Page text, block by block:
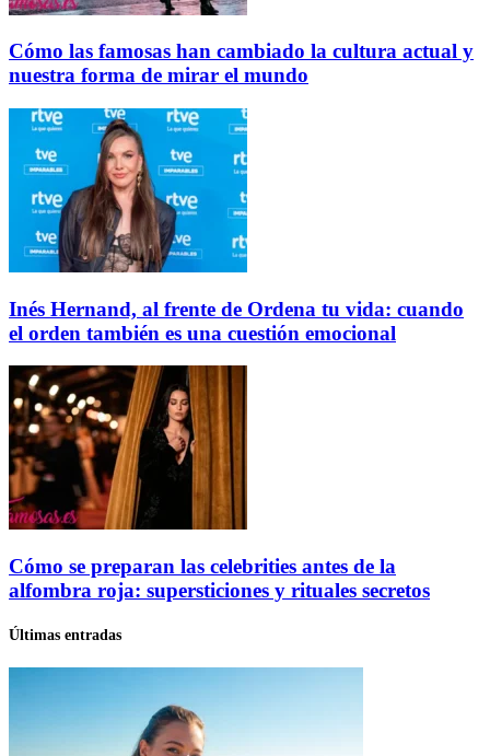
Cómo las famosas han cambiado la cultura actual y
nuestra forma de mirar el mundo
Inés Hernand, al frente de Ordena tu vida: cuando
el orden también es una cuestión emocional
Cómo se preparan las celebrities antes de la
alfombra roja: supersticiones y rituales secretos
Últimas entradas